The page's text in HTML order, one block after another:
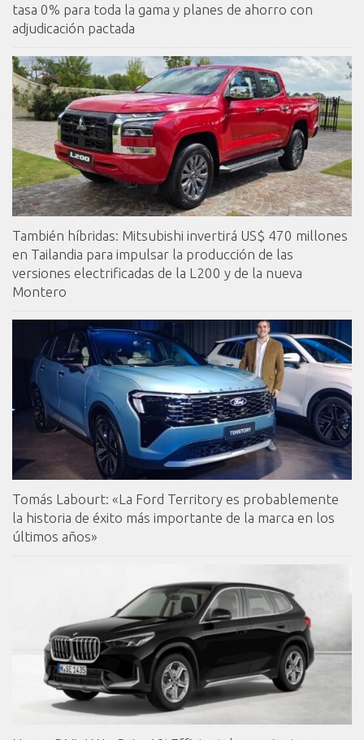
tasa 0% para toda la gama y planes de ahorro con
adjudicación pactada
También híbridas: Mitsubishi invertirá US$ 470 millones
en Tailandia para impulsar la producción de las
versiones electrificadas de la L200 y de la nueva
Montero
Tomás Labourt: «La Ford Territory es probablemente
la historia de éxito más importante de la marca en los
últimos años»